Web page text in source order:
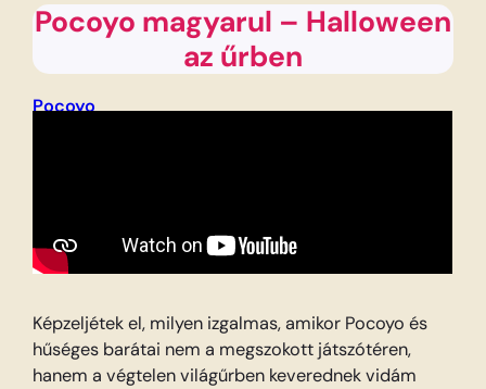
Pocoyo magyarul – Halloween
az űrben
Pocoyo
Képzeljétek el, milyen izgalmas, amikor Pocoyo és
hűséges barátai nem a megszokott játszótéren,
hanem a végtelen világűrben keverednek vidám